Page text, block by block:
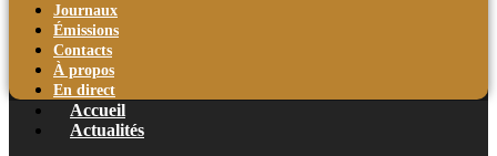
Journaux
Émissions
Contacts
À propos
En direct
Accueil
Actualités